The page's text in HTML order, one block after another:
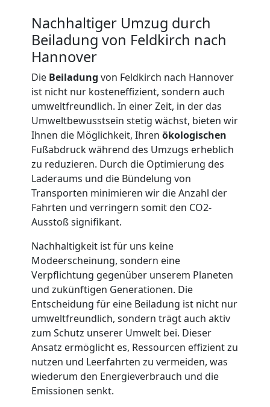
Nachhaltiger Umzug durch
Beiladung von Feldkirch nach
Hannover
Die Beiladung von Feldkirch nach Hannover
ist nicht nur kosteneffizient, sondern auch
umweltfreundlich. In einer Zeit, in der das
Umweltbewusstsein stetig wächst, bieten wir
Ihnen die Möglichkeit, Ihren ökologischen
Fußabdruck während des Umzugs erheblich
zu reduzieren. Durch die Optimierung des
Laderaums und die Bündelung von
Transporten minimieren wir die Anzahl der
Fahrten und verringern somit den CO2-
Ausstoß signifikant.
Nachhaltigkeit ist für uns keine
Modeerscheinung, sondern eine
Verpflichtung gegenüber unserem Planeten
und zukünftigen Generationen. Die
Entscheidung für eine Beiladung ist nicht nur
umweltfreundlich, sondern trägt auch aktiv
zum Schutz unserer Umwelt bei. Dieser
Ansatz ermöglicht es, Ressourcen effizient zu
nutzen und Leerfahrten zu vermeiden, was
wiederum den Energieverbrauch und die
Emissionen senkt.
LKW
Möbellift
Feldkirch
Übersiedlung
Feldkirch
Klaviertransport
Feldkirch
Privatumzug
Feldkirch
Tresortransport